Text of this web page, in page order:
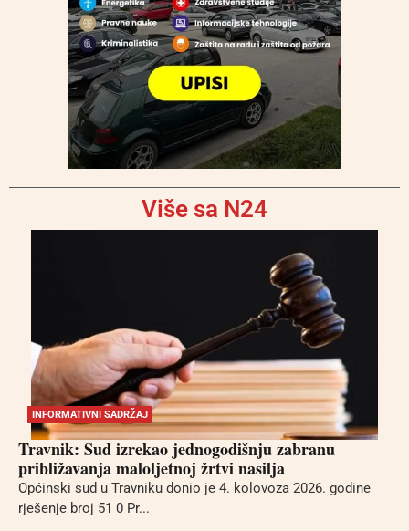
Više sa N24
INFORMATIVNI SADRŽAJ
Travnik: Sud izrekao jednogodišnju zabranu
približavanja maloljetnoj žrtvi nasilja
Općinski sud u Travniku donio je 4. kolovoza 2026. godine
rješenje broj 51 0 Pr...